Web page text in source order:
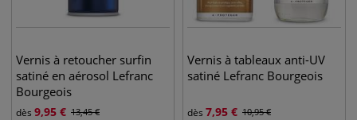
Vernis à retoucher surfin
satiné en aérosol Lefranc
Bourgeois
dès 9,95 € 13,45€
Vernis à tableaux anti-UV
satiné Lefranc Bourgeois
dès 7,95 € 10,95€